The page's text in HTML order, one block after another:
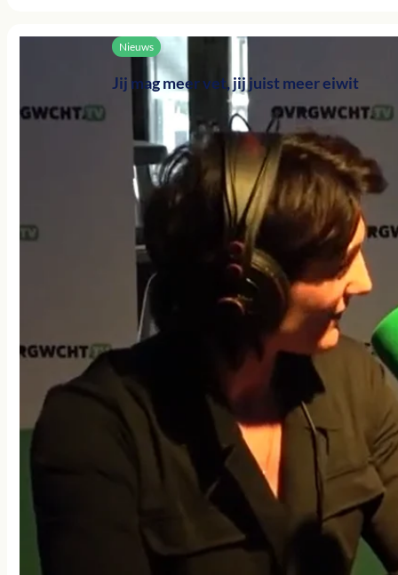
Nieuws
Jij mag meer vet, jij juist meer eiwit